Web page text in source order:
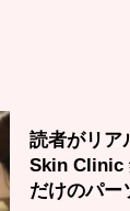
読者がリア
Skin Clinic
だけのパー